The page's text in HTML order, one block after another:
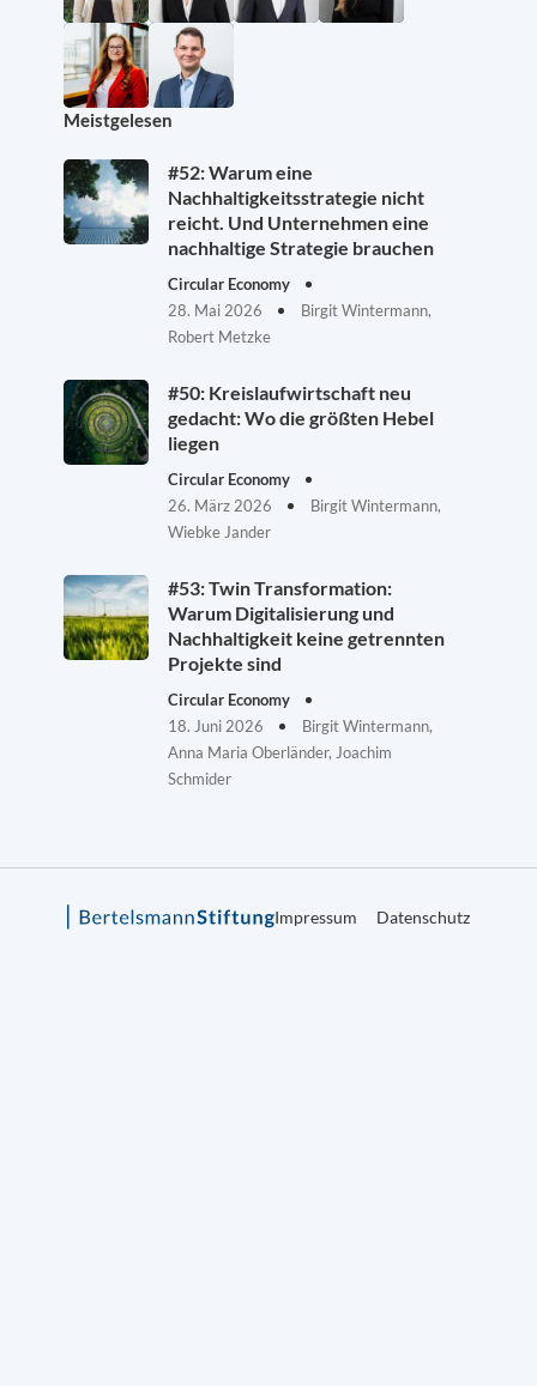
Meistgelesen
#52: Warum eine
Nachhaltigkeitsstrategie nicht
reicht. Und Unternehmen eine
nachhaltige Strategie brauchen
Circular Economy
28. Mai 2026
Birgit Wintermann,
Robert Metzke
#50: Kreislaufwirtschaft neu
gedacht: Wo die größten Hebel
liegen
Circular Economy
26. März 2026
Birgit Wintermann,
Wiebke Jander
#53: Twin Transformation:
Warum Digitalisierung und
Nachhaltigkeit keine getrennten
Projekte sind
Circular Economy
18. Juni 2026
Birgit Wintermann,
Anna Maria Oberländer, Joachim
Schmider
Impressum Datenschutz